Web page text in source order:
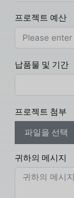
프로젝트 예산
납품물 및 기간
프로젝트 첨부
파일을 선택
귀하의 메시지